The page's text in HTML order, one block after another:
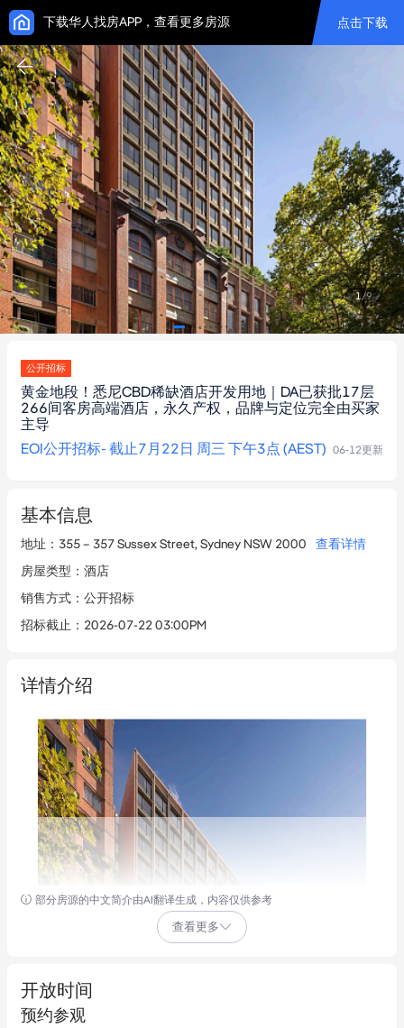
下载华人找房APP，查看更多房源 点击下载
1/9
公开招标
黄金地段！悉尼CBD稀缺酒店开发用地｜DA已获批17层
266间客房高端酒店，永久产权，品牌与定位完全由买家
主导
EOI公开招标- 截止7月22日 周三 下午3点 (AEST) 06-12更新
基本信息
地址 ： 355 – 357 Sussex Street, Sydney NSW 2000
查看详情
房屋类型 ： 酒店
销售方式 ： 公开招标
招标截止 ： 2026-07-22 03:00PM
详情介绍
部分房源的中文简介由AI翻译生成，内容仅供参考
查看更多
开放时间
预约参观